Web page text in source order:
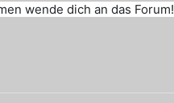
wende dich an das Forum!